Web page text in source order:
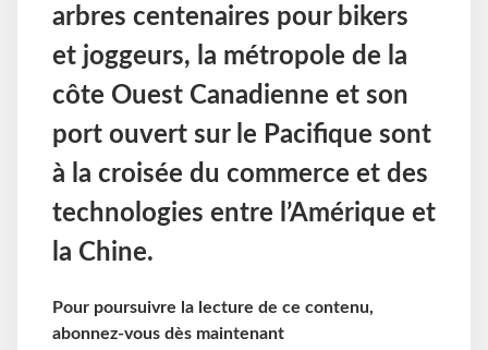
arbres centenaires pour bikers
et joggeurs, la métropole de la
côte Ouest Canadienne et son
port ouvert sur le Pacifique sont
à la croisée du commerce et des
technologies entre l’Amérique et
la Chine.
Pour poursuivre la lecture de ce contenu,
abonnez-vous dès maintenant